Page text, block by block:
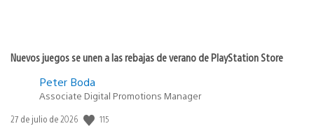
Nuevos juegos se unen a las rebajas de verano de PlayStation Store
Peter Boda
Associate Digital Promotions Manager
Fecha
27 de julio de 2026 115